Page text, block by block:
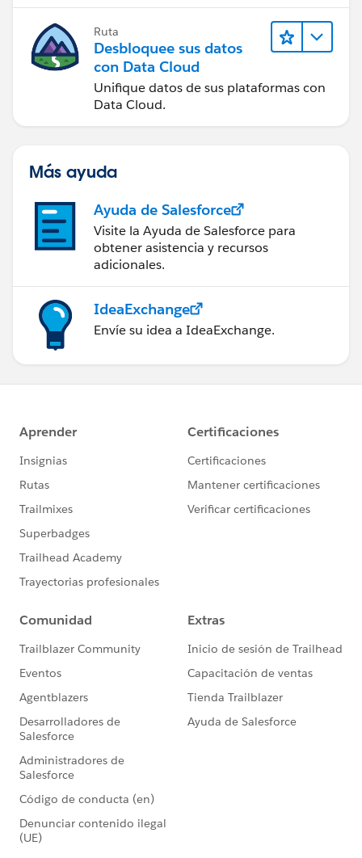
Ruta
Desbloquee sus datos
con Data Cloud
Unifique datos de sus plataformas con
Data Cloud.
Más ayuda
Ayuda de Salesforce
Visite la Ayuda de Salesforce para
obtener asistencia y recursos
adicionales.
IdeaExchange
Envíe su idea a IdeaExchange.